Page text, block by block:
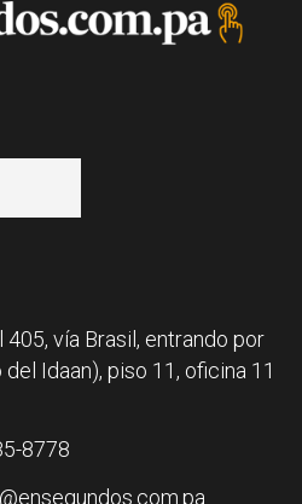
vía Brasil, entrando por
Idaan), piso 11, oficina 11
8778